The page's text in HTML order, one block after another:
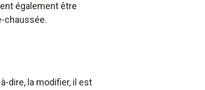
également être
chaussée.
dire, la modifier, il est